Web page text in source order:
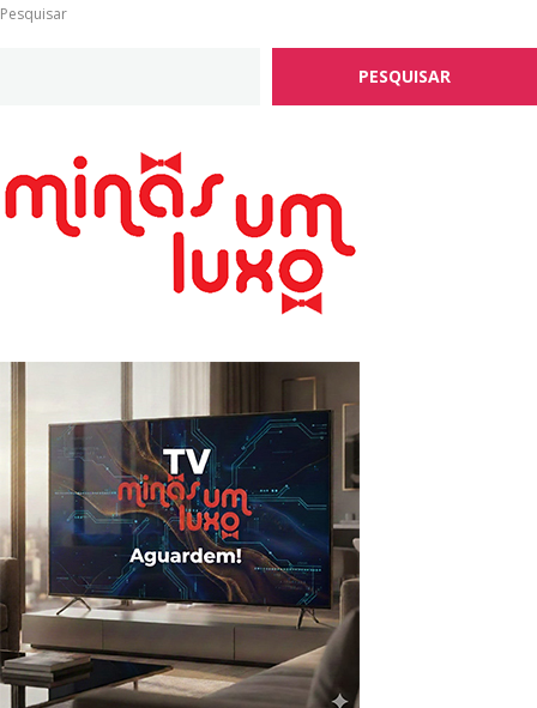
Pesquisar
PESQUISAR